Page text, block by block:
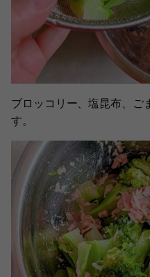
ブロッコリー、塩昆布、ご
す。